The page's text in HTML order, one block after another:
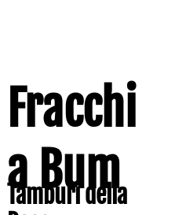
Fracchi
a Bum
Tamburi della